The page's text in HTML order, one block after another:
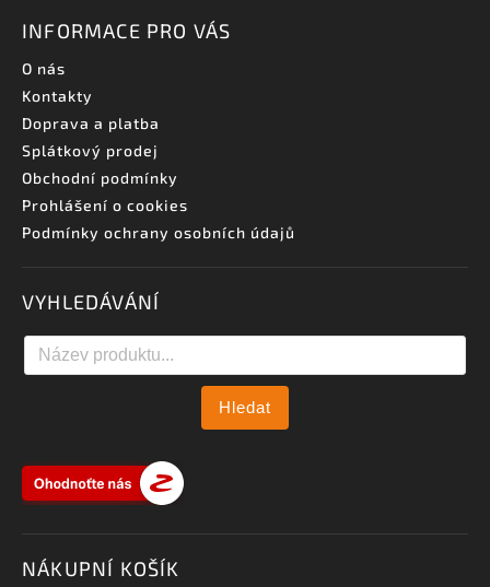
INFORMACE PRO VÁS
O nás
Kontakty
Doprava a platba
Splátkový prodej
Obchodní podmínky
Prohlášení o cookies
Podmínky ochrany osobních údajů
VYHLEDÁVÁNÍ
Hledat
NÁKUPNÍ KOŠÍK